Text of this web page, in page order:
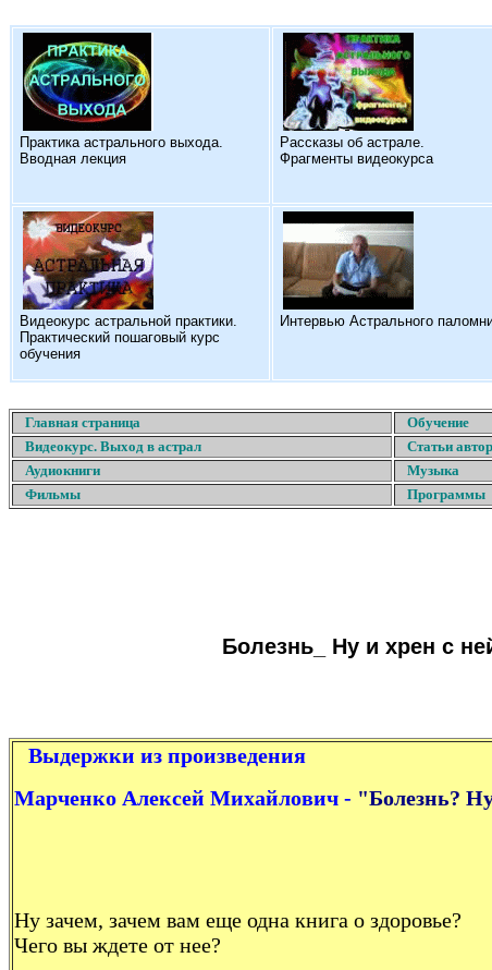
Практика астрального выхода.
Вводная лекция
Рассказы об астрале.
Фрагменты видеокурса
Видеокурс астральной практики.
Практический пошаговый курс
обучения
Интервью Астрального
Главная страница Обучение
Видеокурс. Выход в астрал
Статьи
Аудиокниги
Музыка
Фильмы
Программы
Болезнь_ Ну и хрен с
Выдержки из произведения
Марченко Алексей Михайлович - "Болезнь?
Ну зачем, зачем вам еще одна книга о здоровье?
Чего вы ждете от нее?